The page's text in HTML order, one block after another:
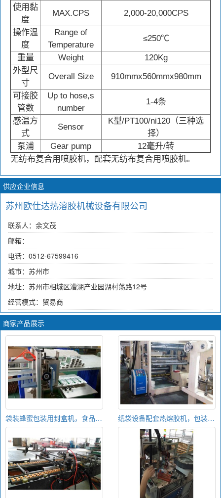
使用黏
度
MAX.CPS
2,000-20,000CPS
操作温
度
Range of
Temperature
≤250℃
重量
Weight
120Kg
外型尺
寸
Overall Size
910mmx560mmx980mm
可接胶
管数
Up to hose,s
number
1-4条
感温方
式
Sensor
K型/PT100/ni120（三种选
择）
泵浦
Gear pump
12毫升/转
无纺布复合用喷胶机，配套无纺布复合用喷胶机。
供应企业信息
苏州欧仕达热溶胶机械设备有限公司
联系人：余文茂
邮箱：
电话：0512-67599416
城市：苏州市
地址：苏州市相城区漕湖产业园湖村荡路12号
经营模式：贸易商
商家产品展示
袋装蜂蜜包装用封盒机，食品包装用半自动封盒机 纸袋设备配套热熔胶机，包装袋热熔胶涂胶机，包装纸袋热熔胶机